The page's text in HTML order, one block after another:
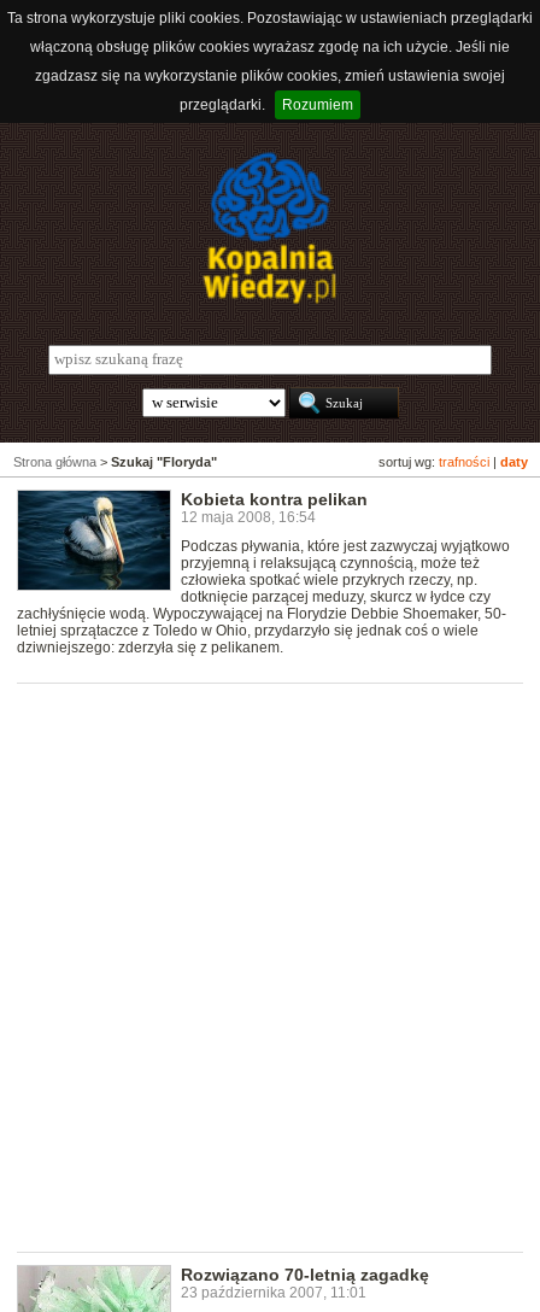
Ta strona wykorzystuje pliki cookies. Pozostawiając w ustawieniach przeglądarki
włączoną obsługę plików cookies wyrażasz zgodę na ich użycie. Jeśli nie
zgadzasz się na wykorzystanie plików cookies, zmień ustawienia swojej
przeglądarki.
Rozumiem
sortuj wg: trafności daty
Strona główna > Szukaj "Floryda"
Kobieta kontra pelikan
12 maja 2008, 16:54
Podczas pływania, które jest zazwyczaj wyjątkowo
przyjemną i relaksującą czynnością, może też
człowieka spotkać wiele przykrych rzeczy, np.
dotknięcie parzącej meduzy, skurcz w łydce czy
zachłyśnięcie wodą. Wypoczywającej na Florydzie Debbie Shoemaker, 50-
letniej sprzątaczce z Toledo w Ohio, przydarzyło się jednak coś o wiele
dziwniejszego: zderzyła się z pelikanem.
Rozwiązano 70-letnią zagadkę
23 października 2007, 11:01